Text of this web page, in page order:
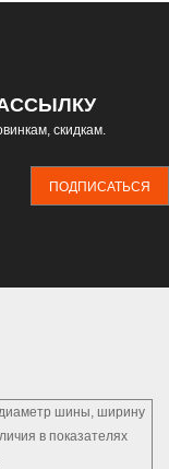
скидкам.
ПОДПИСАТЬСЯ
диаметр шины, ширину
в показателях